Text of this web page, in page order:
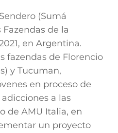
(Sumá
de la
en Argentina.
fazendas de Florencio
y Tucuman,
en proceso de
a las
de AMU Italia, en
un proyecto